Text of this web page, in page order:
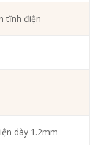
tĩnh điện
dày 1.2mm